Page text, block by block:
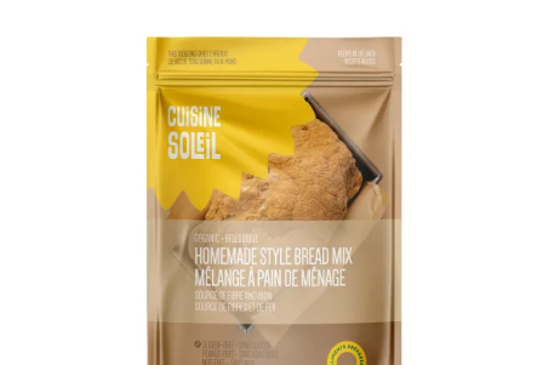
ADD TO CART DETAILS